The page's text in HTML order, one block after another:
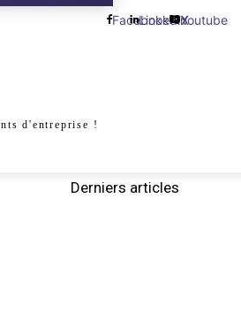
Facebook
Linkedin
X
Youtube
d'entreprise !
Derniers articles